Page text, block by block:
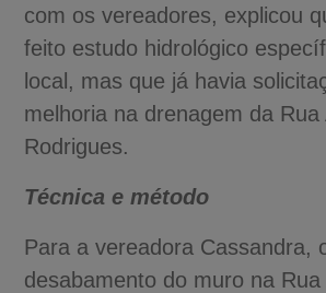
com os vereadores, explicou
feito estudo hidrológico
local, mas que já havia
melhoria na drenagem da Rua
Rodrigues.
Técnica e método
Para a vereadora Cassandra,
desabamento do muro na Rua